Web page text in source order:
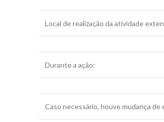
Local de realização da atividade
Durante a ação:
Caso necessário, houve mudança